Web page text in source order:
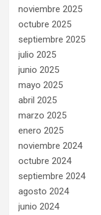
noviembre 2025
octubre 2025
septiembre 2025
julio 2025
junio 2025
mayo 2025
abril 2025
marzo 2025
enero 2025
noviembre 2024
octubre 2024
septiembre 2024
agosto 2024
junio 2024